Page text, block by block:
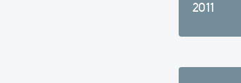
2011